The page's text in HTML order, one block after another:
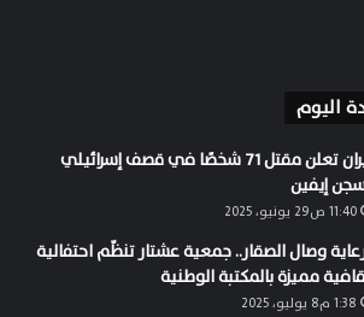
اليوم
إيران تعلن مقتل 71 شخصًا في قصف إسرائيلي
إيفين
11:40 ص29 يونيو، 2025
وصال الصقار.. جمعية عشتار تنظّم احتفالية
مميزة بالمكتبة الوطنية
1:38 م8 يوليو، 2025